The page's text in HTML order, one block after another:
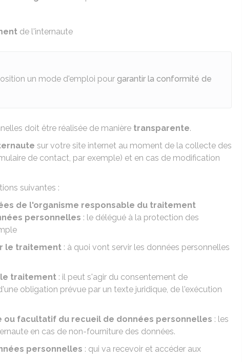
de l'internaute
un mode d'emploi pour garantir la conformité de
doit être réalisée de manière transparente.
sur votre site internet au moment de la collecte des
de contact, par exemple) et en cas de modification
suivantes :
de l'organisme responsable du traitement
personnelles : le délégué à la protection des
le traitement : à quoi vont servir les données personnelles
traitement : il peut s'agir du consentement de
obligation prévue par un texte juridique, de l'exécution
ou facultatif du recueil de données personnelles : les
en cas de non-fourniture des données.
personnelles : qui va recevoir et accéder aux